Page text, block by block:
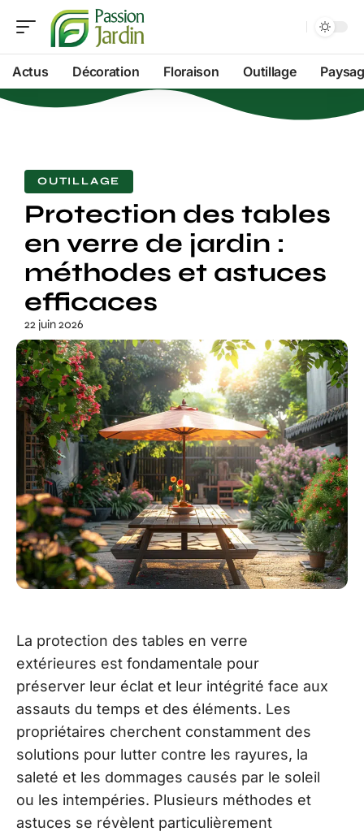
Actus Décoration Floraison Outillage
OUTILLAGE
Protection des tables
en verre de jardin :
méthodes et astuces
efficaces
22 juin 2026
La protection des tables en verre
extérieures est fondamentale pour
préserver leur éclat et leur intégrité face aux
assauts du temps et des éléments. Les
propriétaires cherchent constamment des
solutions pour lutter contre les rayures, la
saleté et les dommages causés par le soleil
ou les intempéries. Plusieurs méthodes et
astuces se révèlent particulièrement